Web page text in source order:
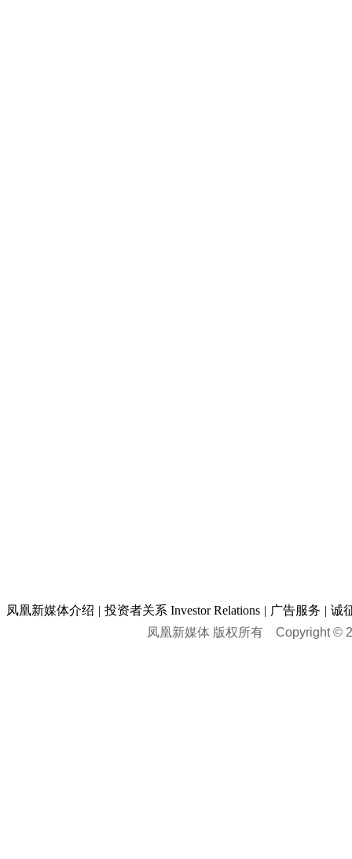
凤凰新媒体介绍 | 投资者关系 Investor Relations | 广告服务 | 诚
凤凰新媒体 版权所有 Copyright ©